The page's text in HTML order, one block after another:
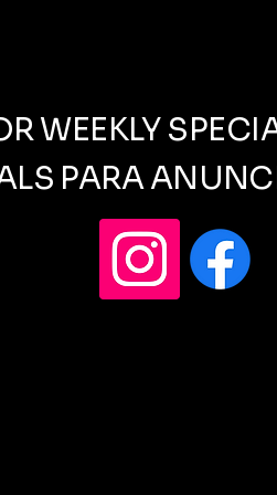
WEEKLY
PARA